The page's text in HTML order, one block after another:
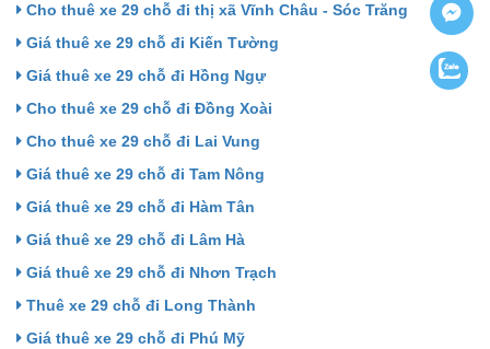
Cho thuê xe 29 chỗ đi thị xã Vĩnh Châu - Sóc Trăng
Giá thuê xe 29 chỗ đi Kiến Tường
Giá thuê xe 29 chỗ đi Hồng Ngự
Cho thuê xe 29 chỗ đi Đồng Xoài
Cho thuê xe 29 chỗ đi Lai Vung
Giá thuê xe 29 chỗ đi Tam Nông
Giá thuê xe 29 chỗ đi Hàm Tân
Giá thuê xe 29 chỗ đi Lâm Hà
Giá thuê xe 29 chỗ đi Nhơn Trạch
Thuê xe 29 chỗ đi Long Thành
Giá thuê xe 29 chỗ đi Phú Mỹ